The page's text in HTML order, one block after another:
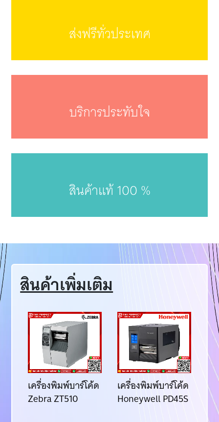
ส่งฟรีทั่วประเทศ
บริการประทับใจ
สินค้าแท้ 100 %
สินค้าเพิ่มเติม
เครื่องพิมพ์บาร์โค้ด
Zebra ZT510
เครื่องพิมพ์บาร์โค้ด
Honeywell PD45S
เ